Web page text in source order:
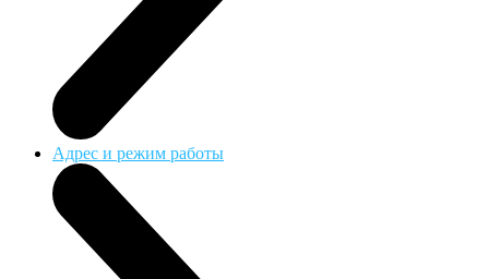
Адрес и режим работы